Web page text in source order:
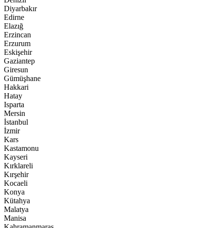
Diyarbakır
Edirne
Elazığ
Erzincan
Erzurum
Eskişehir
Gaziantep
Giresun
Gümüşhane
Hakkari
Hatay
Isparta
Mersin
İstanbul
İzmir
Kars
Kastamonu
Kayseri
Kırklareli
Kırşehir
Kocaeli
Konya
Kütahya
Malatya
Manisa